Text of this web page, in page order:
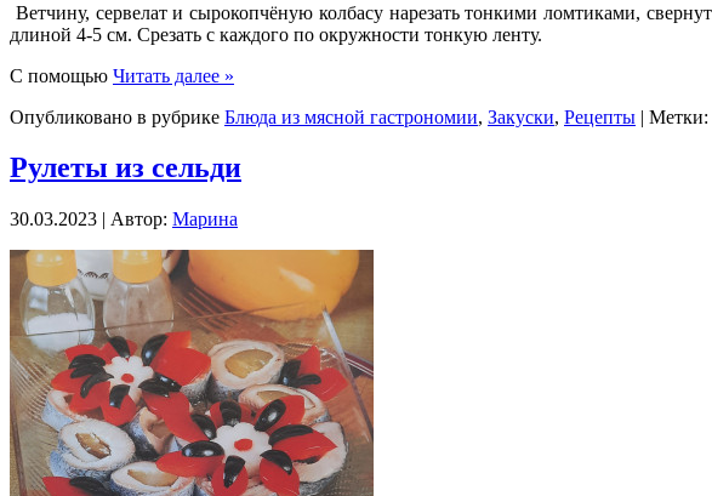
Ветчину, сервелат и сырокопчёную колбасу нарезать тонкими ломтиками,
длиной 4-5 см. Срезать с каждого по окружности тонкую ленту.
С помощью Читать далее »
Опубликовано в рубрике Блюда из мясной гастрономии, Закуски, Рецепты | Метки:
Рулеты из сельди
30.03.2023 | Автор: Марина